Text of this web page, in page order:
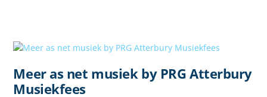
Meer as net musiek by PRG Atterbury
Musiekfees